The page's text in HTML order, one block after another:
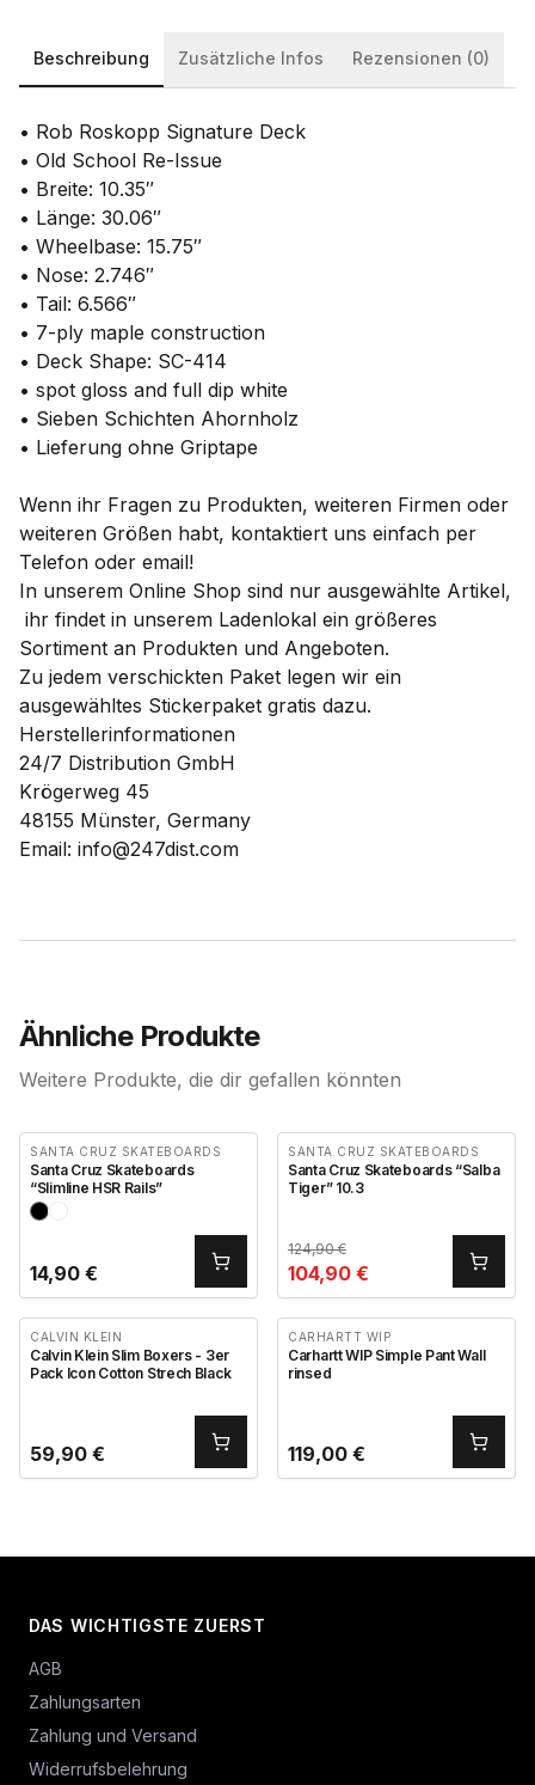
Beschreibung Zusätzliche Infos Rezensionen (0)
• Rob Roskopp Signature Deck
• Old School Re-Issue
• Breite: 10.35″
• Länge: 30.06″
• Wheelbase: 15.75″
• Nose: 2.746″
• Tail: 6.566″
• 7-ply maple construction
• Deck Shape: SC-414
• spot gloss and full dip white
• Sieben Schichten Ahornholz
• Lieferung ohne Griptape
Wenn ihr Fragen zu Produkten, weiteren Firmen oder
weiteren Größen habt, kontaktiert uns einfach per
Telefon oder email!
In unserem Online Shop sind nur ausgewählte Artikel,
ihr findet in unserem Ladenlokal ein größeres
Sortiment an Produkten und Angeboten.
Zu jedem verschickten Paket legen wir ein
ausgewähltes Stickerpaket gratis dazu.
Herstellerinformationen
24/7 Distribution GmbH
Krögerweg 45
48155 Münster, Germany
Email: info@247dist.com
Ähnliche Produkte
Weitere Produkte, die dir gefallen könnten
SANTA CRUZ SKATEBOARDS
Santa Cruz Skateboards
“Slimline HSR Rails”
14,90 €
SANTA CRUZ SKATEBOARDS
Santa Cruz Skateboards “Salba
Tiger” 10.3
124,90€
104,90 €
CALVIN KLEIN
Calvin Klein Slim Boxers - 3er
Pack Icon Cotton Strech Black
59,90 €
CARHARTT WIP
Carhartt WIP Simple Pant Wall
rinsed
119,00 €
DAS WICHTIGSTE ZUERST
AGB
Zahlungsarten
Zahlung und Versand
Widerrufsbelehrung